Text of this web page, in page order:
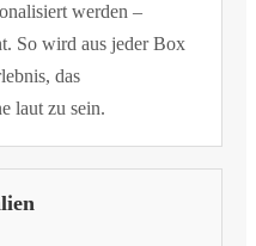
werden –
So wird aus jeder Box
das
laut zu sein.